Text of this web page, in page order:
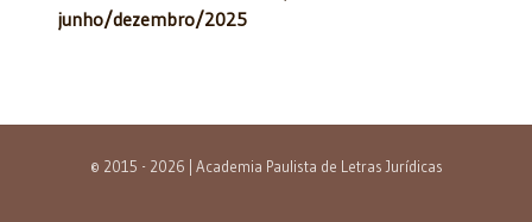
junho/dezembro/2025
© 2015 - 2026 | Academia Paulista de Letras Jurídicas